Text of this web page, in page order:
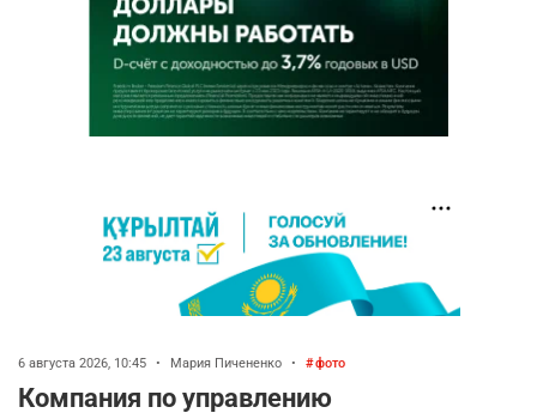
6 августа 2026, 10:45 • Мария Пичененко • фото
Компания по управлению